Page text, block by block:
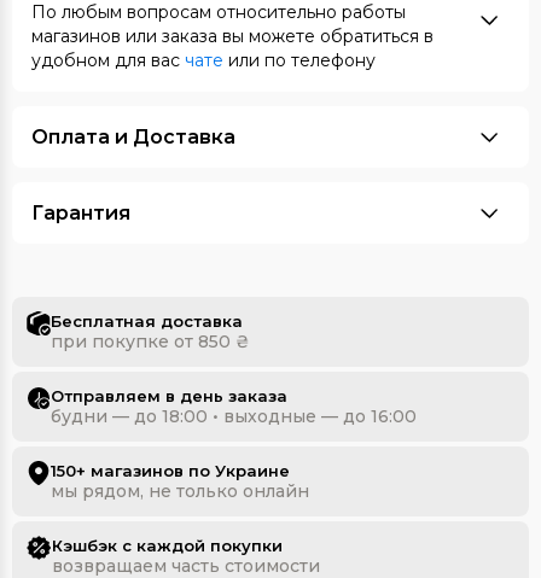
По любым вопросам относительно работы
магазинов или заказа вы можете обратиться в
удобном для вас чате или по телефону
Оплата и Доставка
Гарантия
Бесплатная доставка
при покупке от 850 ₴
Отправляем в день заказа
будни — до 18:00 • выходные — до 16:00
150+ магазинов по Украине
мы рядом, не только онлайн
Кэшбэк с каждой покупки
возвращаем часть стоимости